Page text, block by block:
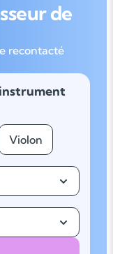
de
recontacté
Violon